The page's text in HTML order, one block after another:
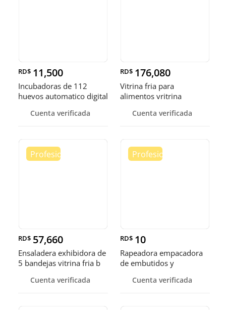
RD$ 11,500
Incubadoras de 112
huevos automatico digital
Cuenta verificada
RD$ 176,080
Vitrina fria para
alimentos vritrina
Cuenta verificada
RD$ 57,660
Ensaladera exhibidora de
5 bandejas vitrina fria b
Cuenta verificada
RD$ 10
Rapeadora empacadora
de embutidos y
Cuenta verificada